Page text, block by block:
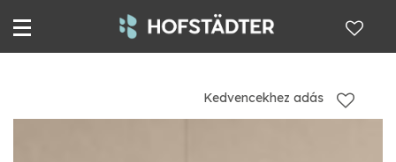
Kedvencekhez adás